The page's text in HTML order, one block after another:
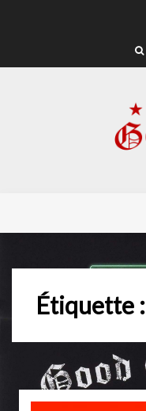
Étiquette :